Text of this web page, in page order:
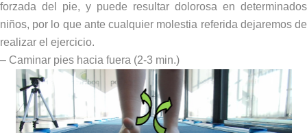
forzada del pie, y puede resultar dolorosa en determinados
niños, por lo que ante cualquier molestia referida dejaremos de
realizar el ejercicio.
– Caminar pies hacia fuera (2-3 min.)